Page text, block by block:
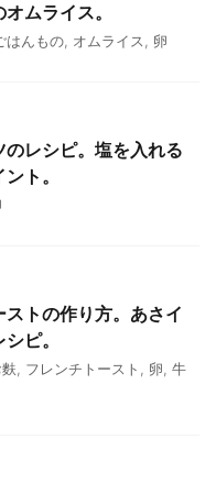
ムライス。
はんもの オムライス 卵
レシピ。塩を入れる
ト。
トの作り方。あさイ
ピ。
フレンチトースト 卵 牛